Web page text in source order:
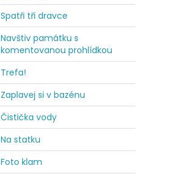
Spatři tři dravce
Navštiv památku s
komentovanou prohlídkou
Trefa!
Zaplavej si v bazénu
Čistička vody
Na statku
Foto klam